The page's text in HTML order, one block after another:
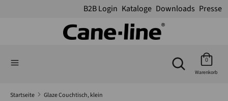
B2B Login Kataloge Downloads Presse
Suchen
unserem
Warenkorb
0
Shop
Startseite Glaze Couchtisch, klein